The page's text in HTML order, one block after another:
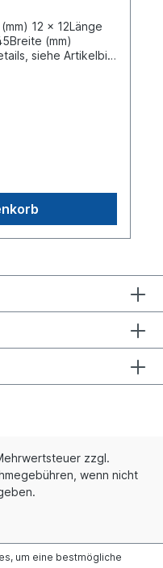
12 x 12Länge
(mm)
siehe Artikelbild
zzgl.
wenn nicht
um eine bestmögliche